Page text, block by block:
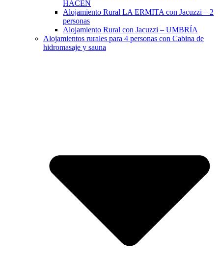
HACEN
Alojamiento Rural LA ERMITA con Jacuzzi – 2
personas
Alojamiento Rural con Jacuzzi – UMBRÍA
Alojamientos rurales para 4 personas con Cabina de
hidromasaje y sauna